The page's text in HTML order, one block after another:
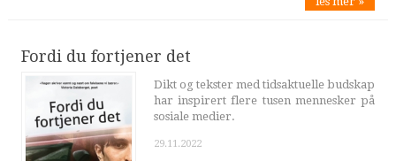
Fordi du fortjener det
Dikt og tekster med tidsaktuelle budskap
har inspirert flere tusen mennesker på
sosiale medier.
29.11.2022